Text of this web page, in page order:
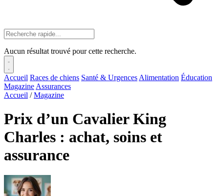
Aucun résultat trouvé pour cette recherche.
Accueil Races de chiens Santé & Urgences Alimentation Éducation
Magazine Assurances
Accueil / Magazine
Prix d’un Cavalier King
Charles : achat, soins et
assurance